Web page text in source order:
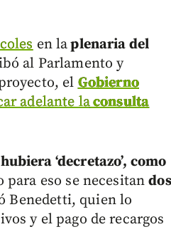
en laplenaria del
al Parlamento y
elGobierno
adelante laconsulta
‘decretazo’, como
para eso se necesitandos
Benedetti, quien lo
y el pago de recargos